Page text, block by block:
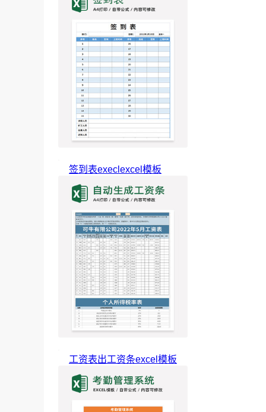
签到表execlexcel模板
工资表出工资条excel模板